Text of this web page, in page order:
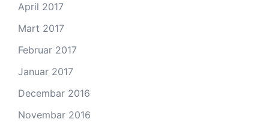
April 2017
Mart 2017
Februar 2017
Januar 2017
Decembar 2016
Novembar 2016